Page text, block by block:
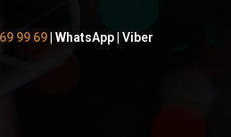
99 69 WhatsApp Viber